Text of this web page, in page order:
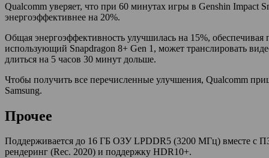
Qualcomm уверяет, что при 60 минутах игры в Genshin
энергоэффективнее на 20%.
Общая энергоэффективность улучшилась на 15%,
использующий Snapdragon 8+ Gen 1, может транслировать
длиться на 5 часов 30 минут дольше.
Чтобы получить все перечисленные улучшения, Qualcomm
Samsung.
Прочее
Поддерживается до 16 ГБ ОЗУ LPDDR5 (3200 МГц) вместе с
рендеринг (Rec. 2020) и поддержку HDR10+.